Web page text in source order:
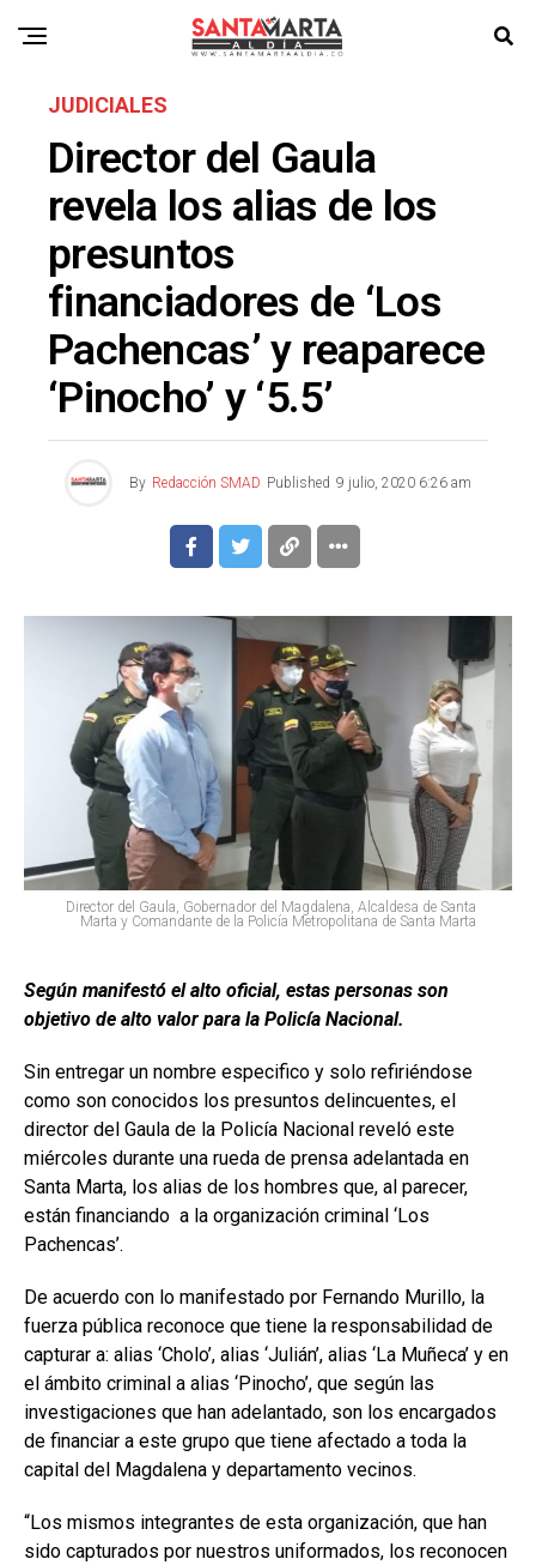
JUDICIALES
Director del Gaula
revela los alias de los
presuntos
financiadores de ‘Los
Pachencas’ y reaparece
‘Pinocho’ y ‘5.5’
By Redacción SMAD Published 9 julio, 2020 6:26 am
Director del Gaula, Gobernador del Magdalena, Alcaldesa de Santa
Marta y Comandante de la Policía Metropolitana de Santa Marta
Según manifestó el alto oficial, estas personas son
objetivo de alto valor para la Policía Nacional.
Sin entregar un nombre especifico y solo refiriéndose
como son conocidos los presuntos delincuentes, el
director del Gaula de la Policía Nacional reveló este
miércoles durante una rueda de prensa adelantada en
Santa Marta, los alias de los hombres que, al parecer,
están financiando a la organización criminal ‘Los
Pachencas’.
De acuerdo con lo manifestado por Fernando Murillo, la
fuerza pública reconoce que tiene la responsabilidad de
capturar a: alias ‘Cholo’, alias ‘Julián’, alias ‘La Muñeca’ y en
el ámbito criminal a alias ‘Pinocho’, que según las
investigaciones que han adelantado, son los encargados
de financiar a este grupo que tiene afectado a toda la
capital del Magdalena y departamento vecinos.
“Los mismos integrantes de esta organización, que han
sido capturados por nuestros uniformados, los reconocen